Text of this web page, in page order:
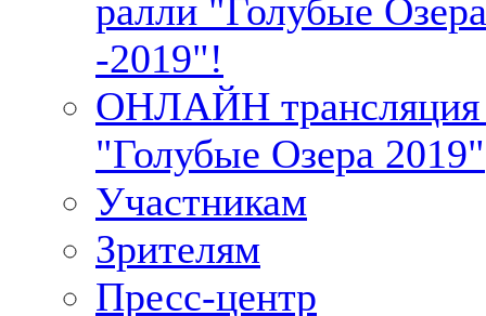
ралли "Голубые Озера
-2019"!
ОНЛАЙН трансляция
"Голубые Озера 2019"
Участникам
Зрителям
Пресс-центр